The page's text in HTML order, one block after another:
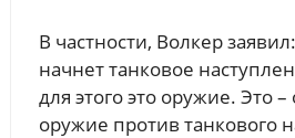
В частности, Волкер
начнет танковое
для этого это оружие. Это
оружие против танкового